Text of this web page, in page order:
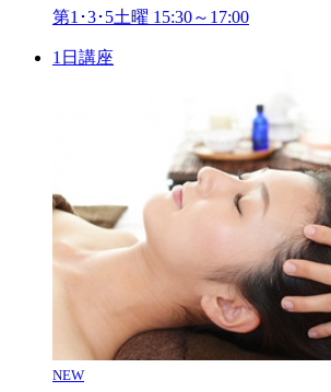
第1･3･5土曜 15:30～17:00
1日講座
NEW